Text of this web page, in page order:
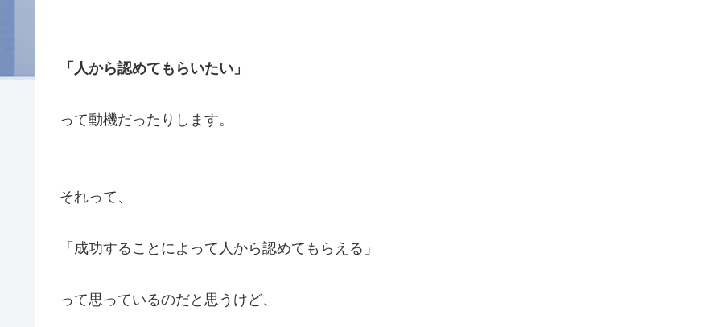
「人から認めてもらいたい」
って動機だったりします。
それって、
「成功することによって人から認めてもらえる」
って思っているのだと思うけど、